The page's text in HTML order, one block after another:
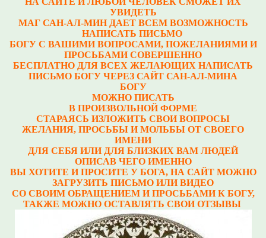
УВИДЕТЬ
МАГ САН-АЛ-МИН ДАЕТ ВСЕМ ВОЗМОЖНОСТЬ
НАПИСАТЬ ПИСЬМО
БОГУ С ВАШИМИ ВОПРОСАМИ, ПОЖЕЛАНИЯМИ И
ПРОСЬБАМИ СОВЕРШЕННО
БЕСПЛАТНО ДЛЯ ВСЕХ ЖЕЛАЮЩИХ НАПИСАТЬ
ПИСЬМО БОГУ ЧЕРЕЗ САЙТ САН-АЛ-МИНА
БОГУ
МОЖНО ПИСАТЬ
В ПРОИЗВОЛЬНОЙ ФОРМЕ
СТАРАЯСЬ ИЗЛОЖИТЬ СВОИ ВОПРОСЫ
ЖЕЛАНИЯ, ПРОСЬБЫ И МОЛЬБЫ ОТ СВОЕГО
ИМЕНИ
ДЛЯ СЕБЯ ИЛИ ДЛЯ БЛИЗКИХ ВАМ ЛЮДЕЙ
ОПИСАВ ЧЕГО ИМЕННО
ВЫ ХОТИТЕ И ПРОСИТЕ У БОГА, НА САЙТ МОЖНО
ЗАГРУЗИТЬ ПИСЬМО ИЛИ ВИДЕО
СО СВОИМ ОБРАЩЕНИЕМ И ПРОСЬБАМИ К БОГУ,
ТАКЖЕ МОЖНО ОСТАВЛЯТЬ СВОИ ОТЗЫВЫ